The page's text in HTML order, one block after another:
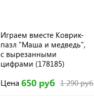
Играем вместе Коврик-
пазл "Маша и медведь",
с вырезанными
цифрами (178185)
Цена 650 руб 1 290 руб